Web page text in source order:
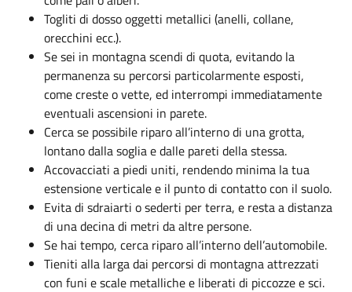
Togliti di dosso oggetti metallici (anelli, collane,
orecchini ecc.).
Se sei in montagna scendi di quota, evitando la
permanenza su percorsi particolarmente esposti,
come creste o vette, ed interrompi immediatamente
eventuali ascensioni in parete.
Cerca se possibile riparo all’interno di una grotta,
lontano dalla soglia e dalle pareti della stessa.
Accovacciati a piedi uniti, rendendo minima la tua
estensione verticale e il punto di contatto con il suolo.
Evita di sdraiarti o sederti per terra, e resta a distanza
di una decina di metri da altre persone.
Se hai tempo, cerca riparo all’interno dell’automobile.
Tieniti alla larga dai percorsi di montagna attrezzati
con funi e scale metalliche e liberati di piccozze e sci.